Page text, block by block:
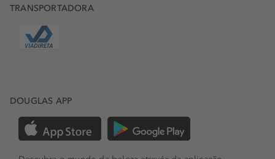
TRANSPORTADORA
DOUGLAS APP